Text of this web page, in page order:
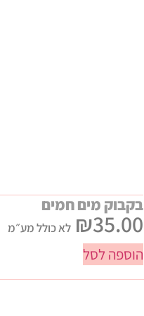
בקבוק מים חמים
₪35.00 לא כולל מע״מ
הוספה לסל